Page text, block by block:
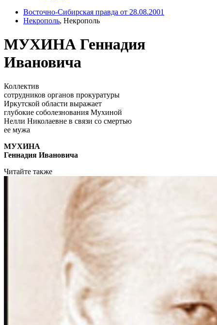
Восточно-Сибирская правда от 28.08.2001
Некрополь, Некрополь
МУХИНА Геннадия
Ивановича
Коллектив
сотрудников органов прокуратуры
Иркутской области выражает
глубокие соболезнования Мухиной
Нелли Николаевне в связи со смертью
ее мужа
МУХИНА
Геннадия Ивановича
Читайте также